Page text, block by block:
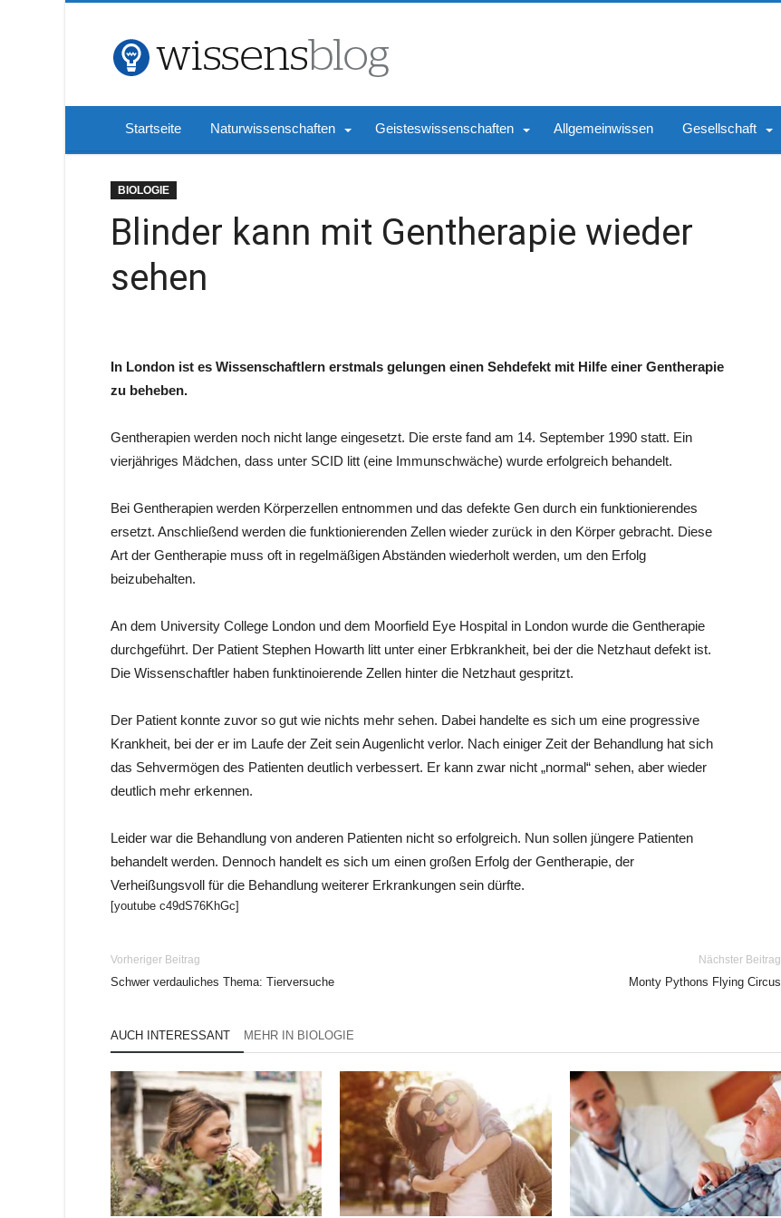
Startseite Naturwissenschaften Geisteswissenschaften Allgemeinwissen Gesellschaft
BIOLOGIE
Blinder kann mit Gentherapie wieder
sehen
In London ist es Wissenschaftlern erstmals gelungen einen Sehdefekt mit Hilfe einer Gentherapie
zu beheben.
Gentherapien werden noch nicht lange eingesetzt. Die erste fand am 14. September 1990 statt. Ein
vierjähriges Mädchen, dass unter SCID litt (eine Immunschwäche) wurde erfolgreich behandelt.
Bei Gentherapien werden Körperzellen entnommen und das defekte Gen durch ein funktionierendes
ersetzt. Anschließend werden die funktionierenden Zellen wieder zurück in den Körper gebracht. Diese
Art der Gentherapie muss oft in regelmäßigen Abständen wiederholt werden, um den Erfolg
beizubehalten.
An dem University College London und dem Moorfield Eye Hospital in London wurde die Gentherapie
durchgeführt. Der Patient Stephen Howarth litt unter einer Erbkrankheit, bei der die Netzhaut defekt ist.
Die Wissenschaftler haben funktinoierende Zellen hinter die Netzhaut gespritzt.
Der Patient konnte zuvor so gut wie nichts mehr sehen. Dabei handelte es sich um eine progressive
Krankheit, bei der er im Laufe der Zeit sein Augenlicht verlor. Nach einiger Zeit der Behandlung hat sich
das Sehvermögen des Patienten deutlich verbessert. Er kann zwar nicht „normal“ sehen, aber wieder
deutlich mehr erkennen.
Leider war die Behandlung von anderen Patienten nicht so erfolgreich. Nun sollen jüngere Patienten
behandelt werden. Dennoch handelt es sich um einen großen Erfolg der Gentherapie, der
Verheißungsvoll für die Behandlung weiterer Erkrankungen sein dürfte.
[youtube c49dS76KhGc]
Vorheriger Beitrag
Schwer verdauliches Thema: Tierversuche
Nächster Beitrag
Monty Pythons Flying Circus
AUCH INTERESSANT MEHR IN BIOLOGIE